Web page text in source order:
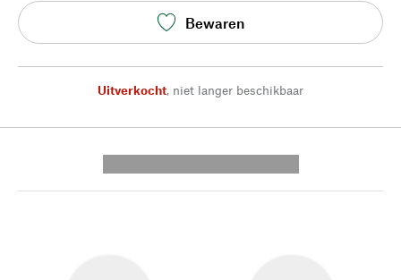
Bewaren
Uitverkocht, niet langer beschikbaar